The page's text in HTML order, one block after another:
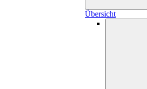
Übersicht